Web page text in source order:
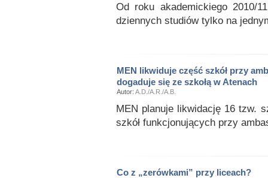
Od roku akademickiego 2010/
dziennych studiów tylko na
MEN likwiduje część szkół przy
dogaduje się ze szkołą w Atenach
Autor: A.D./A.R./A.B.
MEN planuje likwidację 16 tzw.
szkół funkcjonujących przy
Co z „zerówkami” przy liceach?